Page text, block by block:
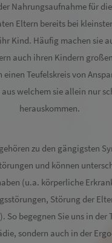
Nahrungsaufnahme für
Eltern bereits bei
Kind. Häufig machen sie
auch ihren Kindern
Teufelskreis von
welchem sie allein nur
herauskommen.
zu den gängigsten
und können
(u.a. körperliche
Störung der
So begegnen Sie uns in der
sondern auch in der